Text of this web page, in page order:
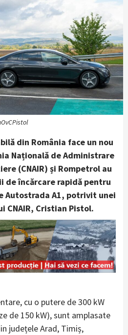
din România face un nou
Națională de Administrare
(CNAIR) și Rompetrol au
de încărcare rapidă pentru
Autostrada A1, potrivit unei
CNAIR, Cristian Pistol.
cu o putere de 300 kW
de 150 kW), sunt amplasate
județele Arad, Timiș,